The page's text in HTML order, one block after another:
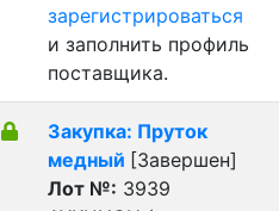
зарегистрироваться
и заполнить профиль
поставщика.
Закупка: Пруток
медный [Завершен]
Лот №: 3939